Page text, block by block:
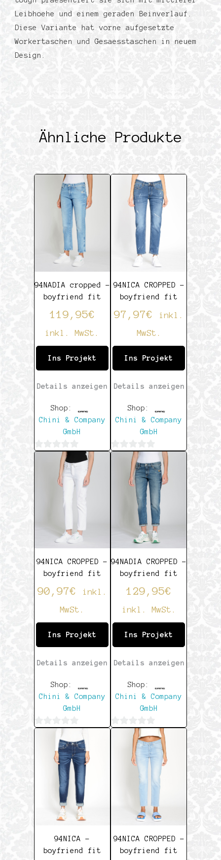
Leibhoehe und einem geraden Beinverlauf.
Diese Variante hat vorne aufgesetzte
Workertaschen und Gesaesstaschen in neuem
Design.
Ähnliche Produkte
94NADIA cropped –
boyfriend fit
119,95€
inkl. MwSt.
Ins Projekt
Details anzeigen
Shop:
Chini & Company
GmbH
0
94NICA CROPPED –
boyfriend fit
97,97€
inkl.
MwSt.
Ins Projekt
Details anzeigen
Shop:
Chini & Company
GmbH
94NICA CROPPED –
boyfriend fit
90,97€
inkl.
MwSt.
Ins Projekt
Details anzeigen
Shop:
Chini & Company
GmbH
0
94NADIA CROPPED –
boyfriend fit
129,95€
inkl. MwSt.
Ins Projekt
Details anzeigen
Shop:
Chini & Company
GmbH
94NICA –
boyfriend fit
94NICA CROPPED –
boyfriend fit